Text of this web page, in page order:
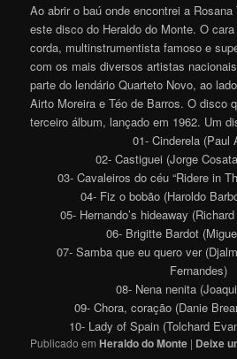
Ao abrir o baú onde encontrei a
este disco do Heraldo do Monte. O
corda, multinstrumentista famoso e
com os mais diversos artistas
parte do lendário Quarteto Novo, ao
Airto Moreira e Téo de Barros. O disco
terceiro álbum, lançado em 1962. Um
01- Cinderela (Paul
02- Castiguei (Jorge
03- Cavaleiros do céu “Ridere in
04- Fiz o bobão (Haroldo
05- Hernando’s hideaway
06- Brigitte Bardot
07- Samba que eu quero ver
Fernandes)
08- Nena nenita
09- Chora, coração (Danie
10- Lady of Spain (Tolchard
Publicado em Heraldo do Monte | Deixe